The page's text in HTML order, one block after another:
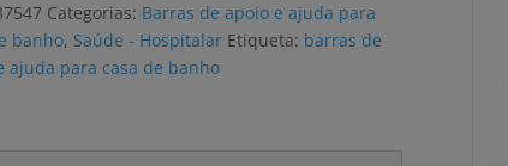
Categorias: Barras de apoio e ajuda para
banho, Saúde - Hospitalar Etiqueta: barras de
ajuda para casa de banho